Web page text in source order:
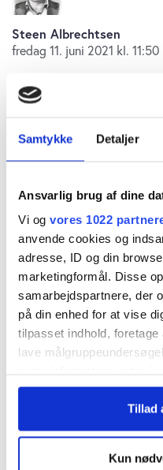
Samtykke Detaljer
Ansvarlig brug af dine
Vi og vores 1022
anvende cookies og
adresse, ID og din
marketingformål. Disse
samarbejdspartnere, der
på din enhed for at vise
tilpasset indhold,
lave
persondatapolitik. Du
tilbage eller ændre
"Cookiedeklaration",
Tillad
Kun
Steen Albrechtsen
fredag 11. juni 2021 kl. 11:50
Orphazyme har her
børsmeddelelse
voldsomme stigning
kurs 21 USD (med en
svarende til en 15-
lukkekursen dagen
spekulation, og at
væsentlig ændring i
forklare de
og som det også står
nyhed for selskabet
forventeligt den 17.